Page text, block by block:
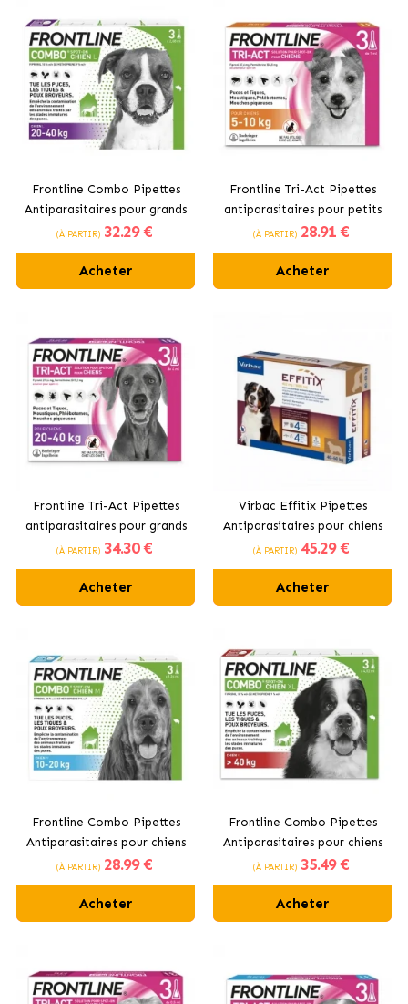
Frontline Combo Pipettes
Antiparasitaires pour grands
chiens 20 - 40kg
(À PARTIR) 32.29 €
Acheter
Frontline Tri-Act Pipettes
antiparasitaires pour petits
chiens 5 -10kg
(À PARTIR) 28.91 €
Acheter
Frontline Tri-Act Pipettes
antiparasitaires pour grands
chiens 20-40kg
(À PARTIR) 34.30 €
Acheter
Virbac Effitix Pipettes
Antiparasitaires pour chiens
géants +40kg
(À PARTIR) 45.29 €
Acheter
Frontline Combo Pipettes
Antiparasitaires pour chiens
de taille moyenne 10 - 20kg
(À PARTIR) 28.99 €
Acheter
Frontline Combo Pipettes
Antiparasitaires pour chiens
géants de Plus de 40 kg
(À PARTIR) 35.49 €
Acheter